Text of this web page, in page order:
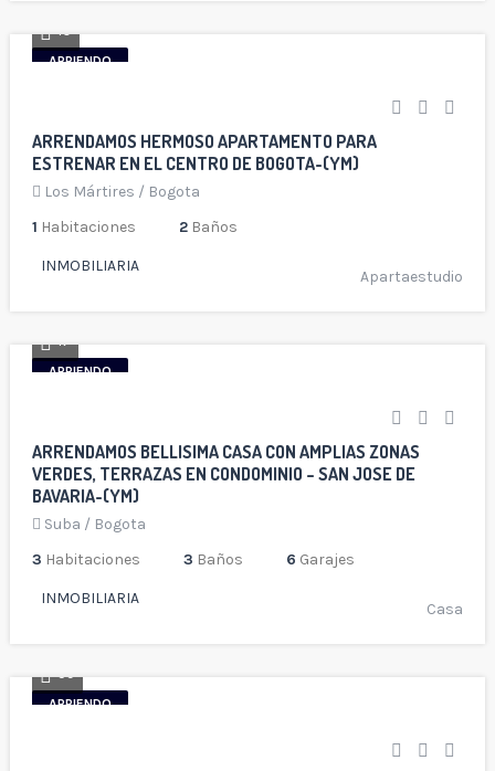
ARRIENDO
10
ARRENDAMOS HERMOSO APARTAMENTO PARA
ESTRENAR EN EL CENTRO DE BOGOTA-(YM)
Los Mártires / Bogota
1 Habitaciones 2 Baños
INMOBILIARIA
Apartaestudio
ARRIENDO
17
ARRENDAMOS BELLISIMA CASA CON AMPLIAS ZONAS
VERDES, TERRAZAS EN CONDOMINIO – SAN JOSE DE
BAVARIA-(YM)
Suba / Bogota
3 Habitaciones 3 Baños 6 Garajes
INMOBILIARIA
Casa
ARRIENDO
59